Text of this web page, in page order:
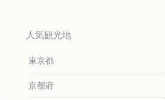
人気観光地
東京都
京都府